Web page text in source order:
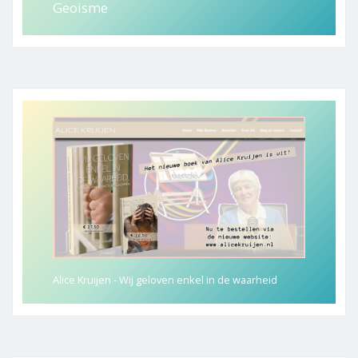
Geoisme
Alice Kruijen - Wij geloven enkel in de waarheid